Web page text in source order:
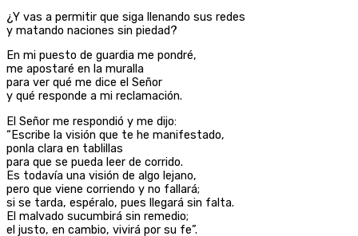
¿Y vas a permitir que siga llenando sus redes
y matando naciones sin piedad?
En mi puesto de guardia me pondré,
me apostaré en la muralla
para ver qué me dice el Señor
y qué responde a mi reclamación.
El Señor me respondió y me dijo:
“Escribe la visión que te he manifestado,
ponla clara en tablillas
para que se pueda leer de corrido.
Es todavía una visión de algo lejano,
pero que viene corriendo y no fallará;
si se tarda, espéralo, pues llegará sin falta.
El malvado sucumbirá sin remedio;
el justo, en cambio, vivirá por su fe”.